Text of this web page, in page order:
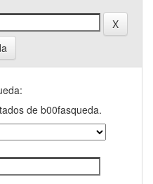
de b00fasqueda.